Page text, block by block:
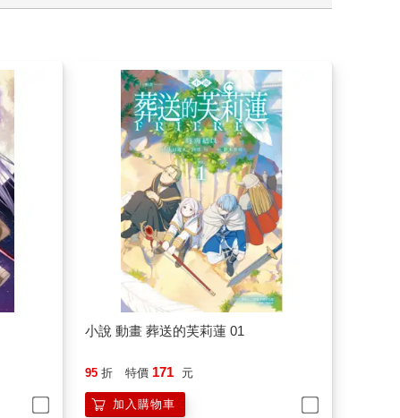
小說 動畫 葬送的芙莉蓮 01
95 折 特價 171 元
加入購物車